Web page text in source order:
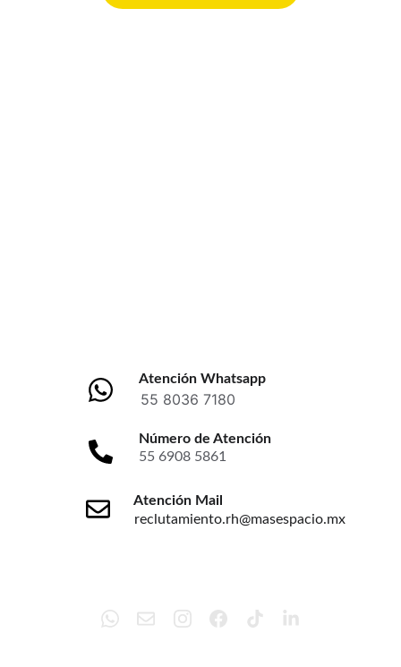
Atención Whatsapp
55 8036 7180
Atención Mail
reclutamiento.rh@masespacio.mx
55 6908 5861
Número de Atención